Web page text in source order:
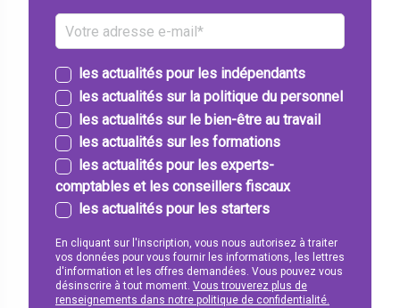
les actualités pour les indépendants
les actualités sur la politique du personnel
les actualités sur le bien-être au travail
les actualités sur les formations
les actualités pour les experts-
comptables et les conseillers fiscaux
les actualités pour les starters
En cliquant sur l'inscription, vous nous autorisez à traiter
vos données pour vous fournir les informations, les lettres
d'information et les offres demandées. Vous pouvez vous
désinscrire à tout moment. Vous trouverez plus de
renseignements dans notre politique de confidentialité.